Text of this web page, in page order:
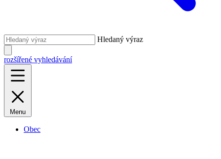
Hledaný výraz
rozšířené vyhledávání
Menu
Obec